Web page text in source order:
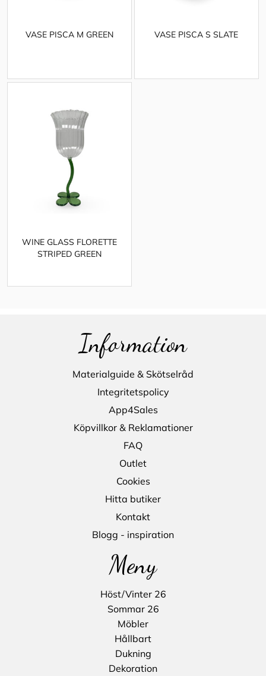
VASE PISCA M GREEN VASE PISCA S SLATE
WINE GLASS FLORETTE
STRIPED GREEN
Information
Materialguide & Skötselråd
Integritetspolicy
App4Sales
Köpvillkor & Reklamationer
FAQ
Outlet
Cookies
Hitta butiker
Kontakt
Blogg - inspiration
Meny
Höst/Vinter 26
Sommar 26
Möbler
Hållbart
Dukning
Dekoration